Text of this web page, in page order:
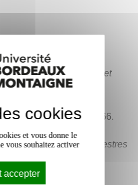
la mythologie grecque et
réimpressions).
romaine archaïque , 1966.
Cultes agraires et sylvestres
J. Toutain, 1911.
cookies
et vous donne le
vous souhaitez activer
accepter